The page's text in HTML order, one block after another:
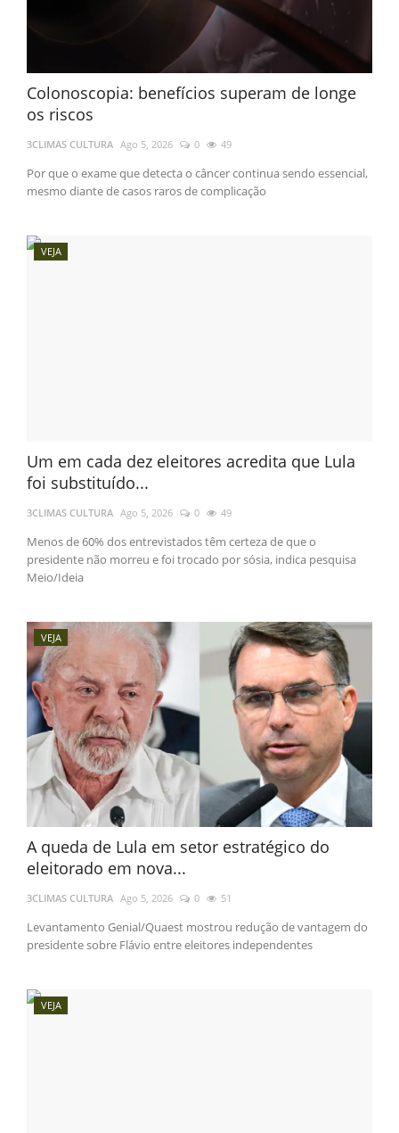
Colonoscopia: benefícios superam de longe
os riscos
3CLIMAS CULTURA Ago 5, 2026 0 49
Por que o exame que detecta o câncer continua sendo essencial,
mesmo diante de casos raros de complicação
VEJA
Um em cada dez eleitores acredita que Lula
foi substituído...
3CLIMAS CULTURA Ago 5, 2026 0 49
Menos de 60% dos entrevistados têm certeza de que o
presidente não morreu e foi trocado por sósia, indica pesquisa
Meio/Ideia
VEJA
A queda de Lula em setor estratégico do
eleitorado em nova...
3CLIMAS CULTURA Ago 5, 2026 0 51
Levantamento Genial/Quaest mostrou redução de vantagem do
presidente sobre Flávio entre eleitores independentes
VEJA